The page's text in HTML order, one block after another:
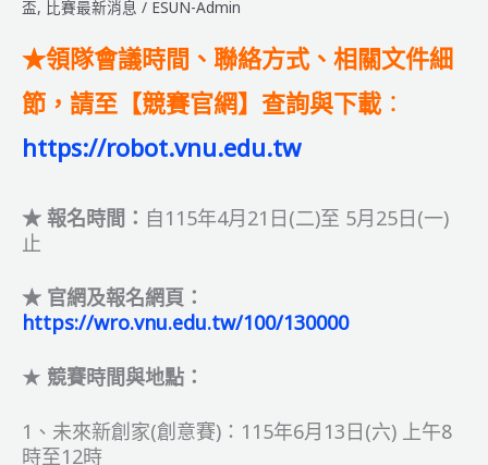
機
器
人
上
【簡
章
相
關
息
告】
盃, 比賽最新消息 / ESUN-Admin
★領隊會議時間、聯絡方式、相關文件細
節，請至【競賽官網】查詢與下載 ：
https://robot.vnu.edu.tw
★ 報名時間： 自115年4月21日(二)至 5月25日(一)
止
★ 官網及報名網頁：
https://wro.vnu.edu.tw/100/130000
★ 競賽時間與地點：
1、未來新創家(創意賽)：115年6月13日(六) 上午8
時至12時